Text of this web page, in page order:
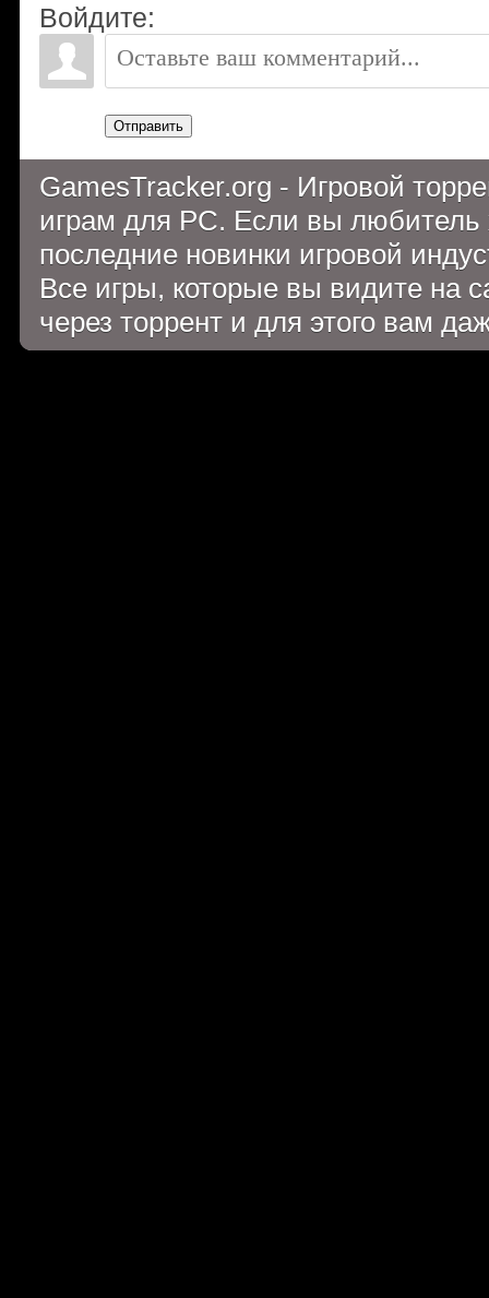
Войдите:
Отправить
GamesTracker.org - Игровой
играм для PC. Если вы
последние новинки игровой
Все игры, которые вы видите на
через торрент и для этого вам